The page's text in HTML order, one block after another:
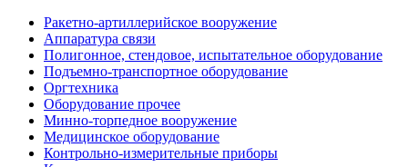
Ракетно-артиллерийское вооружение
Аппаратура связи
Полигонное, стендовое, испытательное оборудование
Подъемно-транспортное оборудование
Оргтехника
Оборудование прочее
Минно-торпедное вооружение
Медицинское оборудование
Контрольно-измерительные приборы